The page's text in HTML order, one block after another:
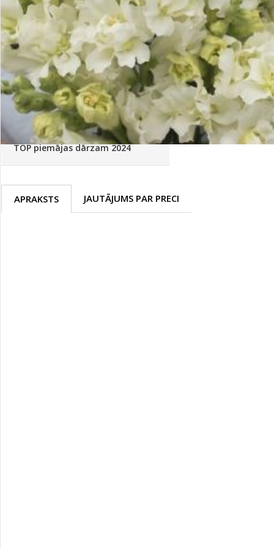
Palīglīdzekļi augu audzēšanai(72)
Klientu Diena
Novatec - izcils mēslošanai arī
sezonas otrajā pusē!
Piedāvājums ābeļdārziem
TOP piemājas dārzam 2024
APRAKSTS JAUTĀJUMS PAR PRECI